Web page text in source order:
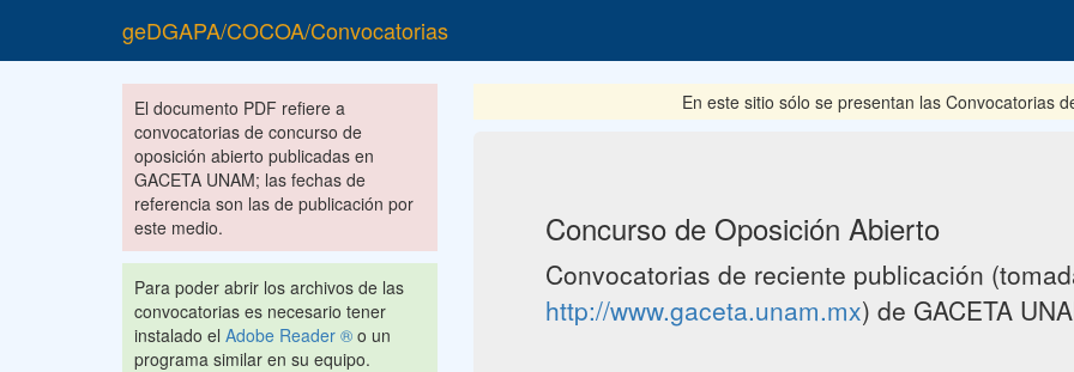
geDGAPA/COCOA/Convocatorias
El documento PDF refiere a
convocatorias de concurso de
oposición abierto publicadas en
GACETA UNAM; las fechas de
referencia son las de publicación por
este medio.
Para poder abrir los archivos de las
convocatorias es necesario tener
instalado el Adobe Reader ® o un
programa similar en su equipo.
En este sitio sólo se presentan las Convocatorias del
Concurso de Oposición Abierto
Convocatorias de reciente publicación
http://www.gaceta.unam.mx) de GACETA